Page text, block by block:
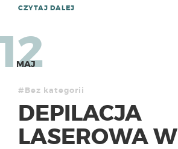
CZYTAJ DALEJ
12
MAJ
#Bez kategorii
DEPILACJA
LASEROWA W